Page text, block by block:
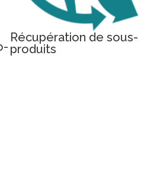
Récupération de sous-
produits